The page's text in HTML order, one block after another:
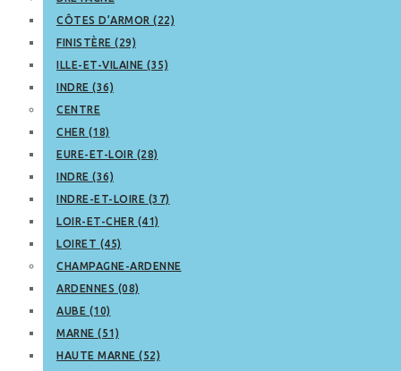
CÔTES D’ARMOR (22)
FINISTÈRE (29)
ILLE-ET-VILAINE (35)
INDRE (36)
CENTRE
CHER (18)
EURE-ET-LOIR (28)
INDRE (36)
INDRE-ET-LOIRE (37)
LOIR-ET-CHER (41)
LOIRET (45)
CHAMPAGNE-ARDENNE
ARDENNES (08)
AUBE (10)
MARNE (51)
HAUTE MARNE (52)